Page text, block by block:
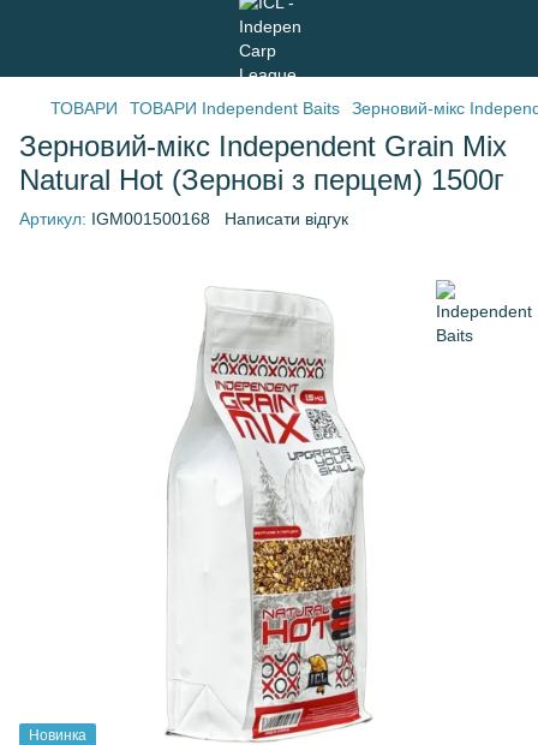
ТОВАРИ ТОВАРИ Independent Baits Зерновий-мікс
Зерновий-мікс Independent Grain Mix
Natural Hot (Зернові з перцем) 1500г
Артикул: IGM001500168 Написати відгук
Новинка